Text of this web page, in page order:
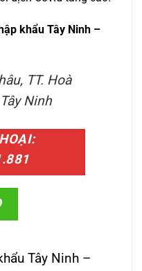
khẩu Tây Ninh –
TT. Hoà
Ninh
Tây Ninh –